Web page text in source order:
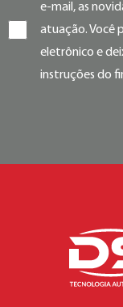
e-mail, as
atuação. Você
eletrônico e
instruções do